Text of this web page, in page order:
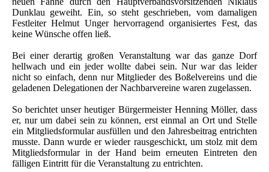
Dunklau geweiht. Ein, so steht geschrieben, vom damaligen
Festleiter Helmut Unger hervorragend organisiertes Fest, das
keine Wünsche offen ließ.
Bei einer derartig großen Veranstaltung war das ganze Dorf
hellwach und ein jeder wollte dabei sein. Nur war das leider
nicht so einfach, denn nur Mitglieder des Boßelvereins und die
geladenen Delegationen der Nachbarvereine waren zugelassen.
So berichtet unser heutiger Bürgermeister Henning Möller, dass
er, nur um dabei sein zu können, erst einmal an Ort und Stelle
ein Mitgliedsformular ausfüllen und den Jahresbeitrag entrichten
musste. Dann wurde er wieder rausgeschickt, um stolz mit dem
Mitgliedsformular in der Hand beim erneuten Eintreten den
fälligen Eintritt für die Veranstaltung zu entrichten.